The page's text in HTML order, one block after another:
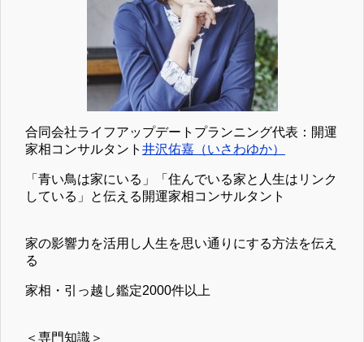
合同会社ライフアップデートプランニング代表：開運
家相コンサルタント 井沢佑嘉（いさわゆか）
「青い鳥は家にいる」「住んでいる家と人生はリンク
している」と伝える開運家相コンサルタント
家の影響力を活用し人生を思い通りにする方法を伝え
る
家相・引っ越し鑑定2000件以上
＜専門知識＞